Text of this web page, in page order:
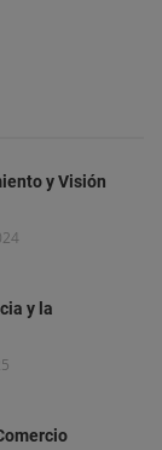
y Visión
y la